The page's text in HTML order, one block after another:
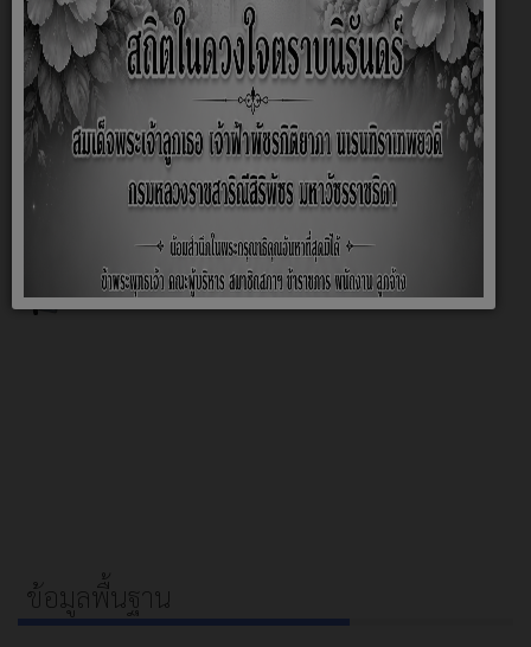
ปี 2564
ปี 2563
ปี 2562
ปี 2560
ข้อมูลพื้นฐาน